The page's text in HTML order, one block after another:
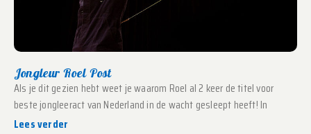
Jongleur Roel Post
Als je dit gezien hebt weet je waarom Roel al 2 keer de titel voor
beste jongleeract van Nederland in de wacht gesleept heeft! In
Lees verder